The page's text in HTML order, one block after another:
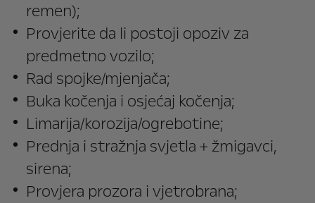
remen);
Provjerite da li postoji opoziv za
predmetno vozilo;
Rad spojke/mjenjača;
Buka kočenja i osjećaj kočenja;
Limarija/korozija/ogrebotine;
Prednja i stražnja svjetla + žmigavci,
sirena;
Provjera prozora i vjetrobrana;